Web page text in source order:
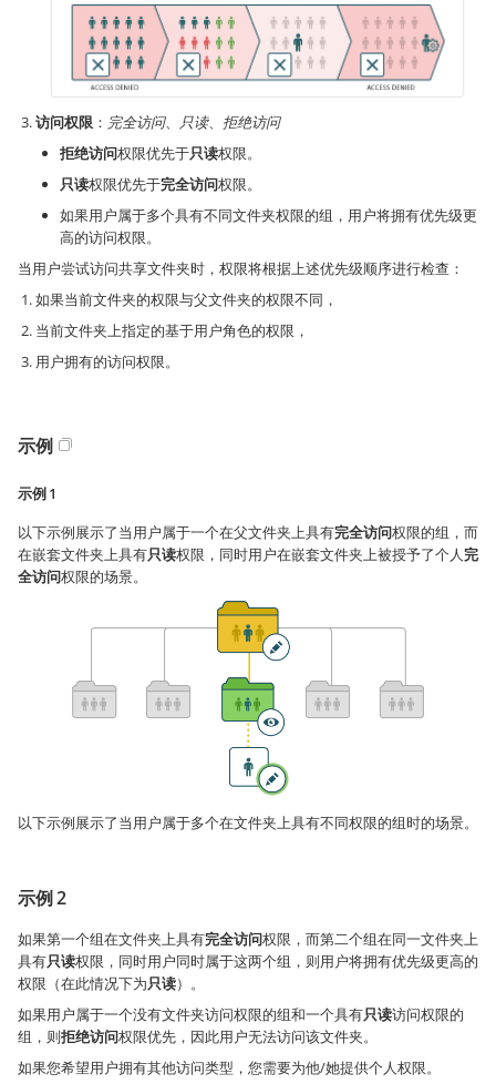
访问权限 ： 完全访问、 只读、 拒绝访问
拒绝访问权限优先于只读权限。
只读权限优先于完全访问权限。
如果用户属于多个具有不同文件夹权限的组，用户将拥有优先级更
高的访问权限。
当用户尝试访问共享文件夹时，权限将根据上述优先级顺序进行检查：
如果当前文件夹的权限与父文件夹的权限不同，
当前文件夹上指定的基于用户角色的权限，
用户拥有的访问权限。
示例
示例 1
以下示例展示了当用户属于一个在父文件夹上具有完全访问权限的组，而
在嵌套文件夹上具有只读权限，同时用户在嵌套文件夹上被授予了个人完
全访问权限的场景。
以下示例展示了当用户属于多个在文件夹上具有不同权限的组时的场景。
示例 2
如果第一个组在文件夹上具有完全访问权限，而第二个组在同一文件夹上
具有只读权限，同时用户同时属于这两个组，则用户将拥有优先级更高的
权限（在此情况下为只读）。
如果用户属于一个没有文件夹访问权限的组和一个具有只读访问权限的
组，则拒绝访问权限优先，因此用户无法访问该文件夹。
如果您希望用户拥有其他访问类型，您需要为他/她提供个人权限。